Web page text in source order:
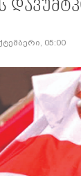
05:00